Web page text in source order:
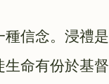
信念。浸禮
命有份於基